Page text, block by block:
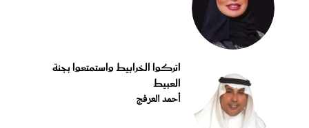
اتركوا الخرابيط واستمتعوا بجنة
العبيط
أحمد العرفج